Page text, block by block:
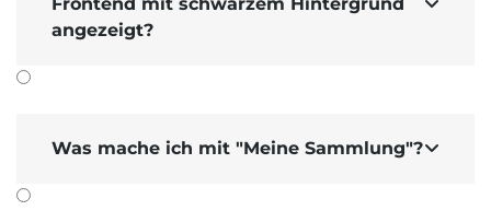
angezeigt?

Was mache ich mit "Meine Sammlung"?